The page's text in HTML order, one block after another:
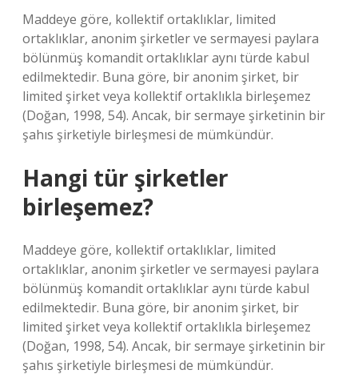
Maddeye göre, kollektif ortaklıklar, limited
ortaklıklar, anonim şirketler ve sermayesi paylara
bölünmüş komandit ortaklıklar aynı türde kabul
edilmektedir. Buna göre, bir anonim şirket, bir
limited şirket veya kollektif ortaklıkla birleşemez
(Doğan, 1998, 54). Ancak, bir sermaye şirketinin bir
şahıs şirketiyle birleşmesi de mümkündür.
Hangi tür şirketler
birleşemez?
Maddeye göre, kollektif ortaklıklar, limited
ortaklıklar, anonim şirketler ve sermayesi paylara
bölünmüş komandit ortaklıklar aynı türde kabul
edilmektedir. Buna göre, bir anonim şirket, bir
limited şirket veya kollektif ortaklıkla birleşemez
(Doğan, 1998, 54). Ancak, bir sermaye şirketinin bir
şahıs şirketiyle birleşmesi de mümkündür.